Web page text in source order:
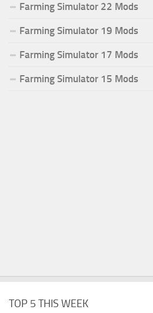
Farming Simulator 22 Mods
Farming Simulator 19 Mods
Farming Simulator 17 Mods
Farming Simulator 15 Mods
TOP 5 THIS WEEK